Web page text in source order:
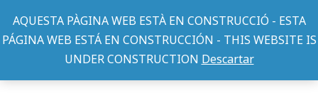
AQUESTA PÀGINA WEB ESTÀ EN CONSTRUCCIÓ - ESTA
PÁGINA WEB ESTÁ EN CONSTRUCCIÓN - THIS WEBSITE IS
UNDER CONSTRUCTION Descartar